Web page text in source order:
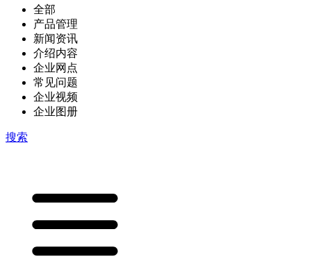
全部
产品管理
新闻资讯
介绍内容
企业网点
常见问题
企业视频
企业图册
搜索